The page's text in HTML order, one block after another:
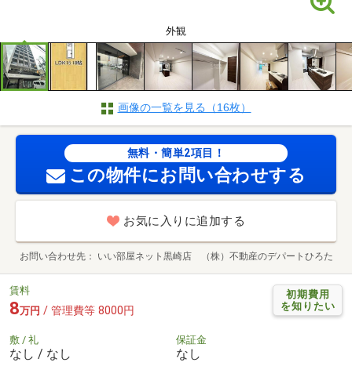
外観
画像の一覧を見る（16枚）
無料・簡単2項目！
この物件にお問い合わせする
お気に入りに追加する
お問い合わせ先 いい部屋ネット黒崎店 （株）不動産のデパートひろた
初期費用
を知りたい
賃料
8万円 / 管理費等 8000円
敷 / 礼
なし / なし
保証金
なし